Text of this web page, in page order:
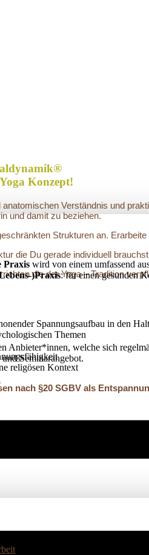
Praxis wird von einem umfassend
)Praxis: für einen gesunden
Anbieter*innen, welche sich
Seminarangebot.
Konzept!
Verständnis und
und damit zu beziehen.
Strukturen an.
die Du gerade individuell
die der Yoga – Tradition
Spannungsaufbau in den
Themen
religösen Kontext
nach §20 SGBV als